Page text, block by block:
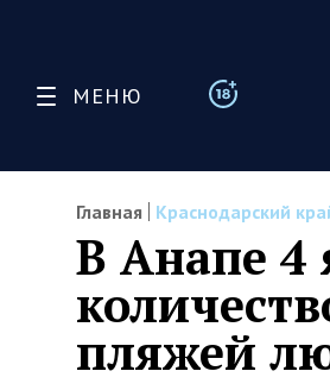
МЕНЮ
Главная Краснодарский
В Анапе 4
пляжей